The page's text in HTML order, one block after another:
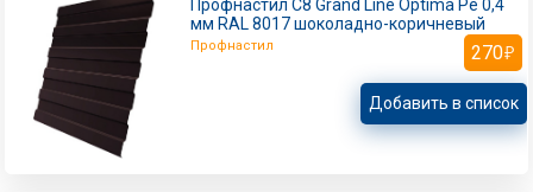
Профнастил С8 Grand Line Optima Pe 0,4
мм RAL 8017 шоколадно-коричневый
Профнастил 270
Добавить в список